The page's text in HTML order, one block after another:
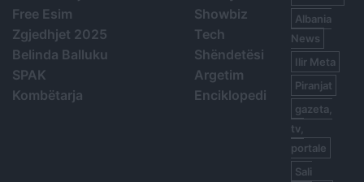
Free Esim
Zgjedhjet 2025
Belinda Balluku
SPAK
Kombëtarja
Showbiz
Tech
Shëndetësi
Argetim
Enciklopedi
Albania
News
Ilir Meta
Piranjat
gazeta,
tv,
portale
Sali